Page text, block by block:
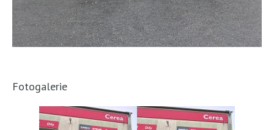
Fotogalerie